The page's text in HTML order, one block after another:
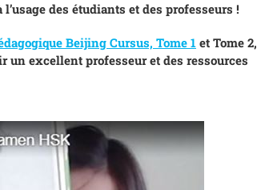
des étudiants et des professeurs !
Beijing Cursus, Tome 1et Tome 2,
un excellent professeur et des ressources